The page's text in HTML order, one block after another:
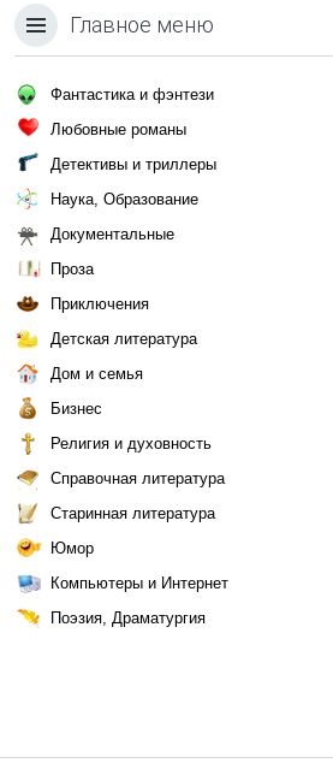
Главное меню
Фантастика и фэнтези
Любовные романы
Детективы и триллеры
Наука, Образование
Документальные
Проза
Приключения
Детская литература
Дом и семья
Бизнес
Религия и духовность
Справочная литература
Старинная литература
Юмор
Компьютеры и Интернет
Поэзия, Драматургия